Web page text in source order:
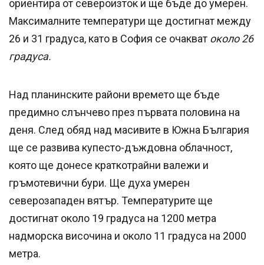
ориентира от североизток и ще бъде до умерен.
Максималните температури ще достигнат между
26 и 31 градуса, като в София се очакват около 26
градуса.
Над планинските райони времето ще бъде
предимно слънчево през първата половина на
деня. След обяд над масивите в Южна България
ще се развива купесто-дъждовна облачност,
която ще донесе краткотрайни валежи и
гръмотевични бури. Ще духа умерен
северозападен вятър. Температурите ще
достигнат около 19 градуса на 1200 метра
надморска височина и около 11 градуса на 2000
метра.